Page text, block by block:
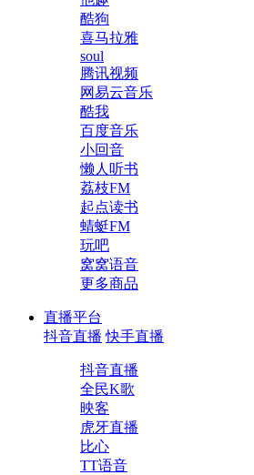
酷狗
喜马拉雅
soul
腾讯视频
网易云音乐
酷我
百度音乐
小回音
懒人听书
荔枝FM
起点读书
蜻蜓FM
玩吧
窝窝语音
更多商品
直播平台
抖音直播 快手直播
抖音直播
全民K歌
映客
虎牙直播
比心
TT语音